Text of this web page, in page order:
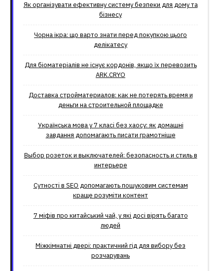
Як організувати ефективну систему безпеки для дому та
бізнесу
Чорна ікра: що варто знати перед покупкою цього
делікатесу
Для біоматеріалів не існує кордонів, якщо їх перевозить
ARK.CRYO
Доставка стройматериалов: как не потерять время и
деньги на строительной площадке
Українська мова у 7 класі без хаосу: як домашні
завдання допомагають писати грамотніше
Выбор розеток и выключателей: безопасность и стиль в
интерьере
Сутності в SEO допомагають пошуковим системам
краще розуміти контент
7 міфів про китайський чай, у які досі вірять багато
людей
Міжкімнатні двері: практичний гід для вибору без
розчарувань